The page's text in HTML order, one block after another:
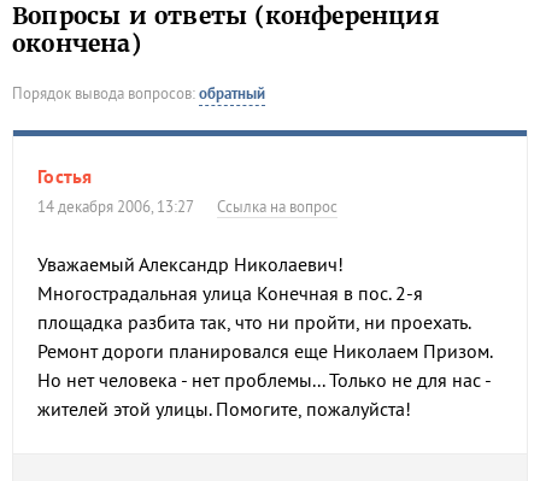
Вопросы и ответы (конференция
окончена)
Порядок вывода вопросов:обратный
Гостья
14 декабря 2006, 13:27 Ссылка на вопрос
Уважаемый Александр Николаевич!
Многострадальная улица Конечная в пос. 2-я
площадка разбита так, что ни пройти, ни проехать.
Ремонт дороги планировался еще Николаем Призом.
Но нет человека - нет проблемы... Только не для нас -
жителей этой улицы. Помогите, пожалуйста!